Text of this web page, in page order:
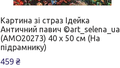
Картина зі страз Ідейка
Античний павич ©art_selena_ua
(AMO20273) 40 х 50 см (На
підрамнику)
459 ₴